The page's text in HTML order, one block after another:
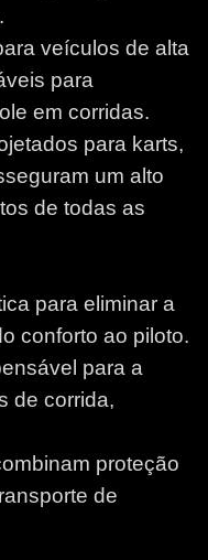
veículos de alta
para
em corridas.
para karts,
um alto
de todas as
para eliminar a
conforto ao piloto.
para a
de corrida,
proteção
de